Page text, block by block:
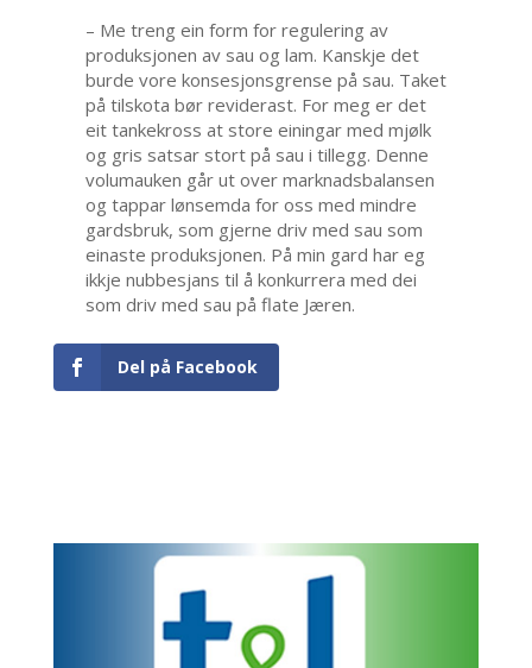
– Me treng ein form for regulering av
produksjonen av sau og lam. Kanskje det
burde vore konsesjonsgrense på sau. Taket
på tilskota bør reviderast. For meg er det
eit tankekross at store einingar med mjølk
og gris satsar stort på sau i tillegg. Denne
volumauken går ut over marknadsbalansen
og tappar lønsemda for oss med mindre
gardsbruk, som gjerne driv med sau som
einaste produksjonen. På min gard har eg
ikkje nubbesjans til å konkurrera med dei
som driv med sau på flate Jæren.
Del på Facebook